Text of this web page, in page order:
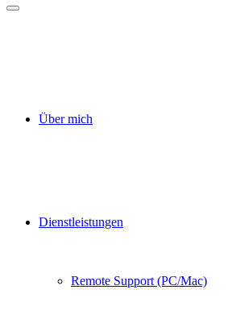
Über mich
Dienstleistungen
Remote Support (PC/Mac)